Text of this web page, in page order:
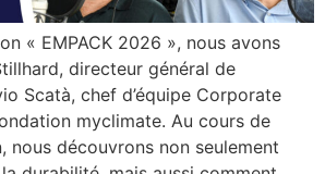
« EMPACK 2026 », nous avons
directeur général de
Scatà, chef d’équipe Corporate
myclimate. Au cours de
nous découvrons non seulement